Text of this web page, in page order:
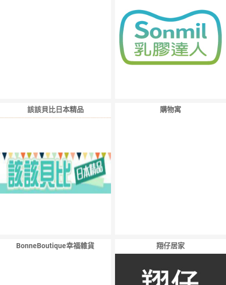
該該貝比日本精品 購物寓
BonneBoutique幸福雜貨 翔仔居家